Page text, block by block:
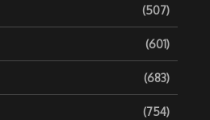
(507)
(601)
(683)
(754)